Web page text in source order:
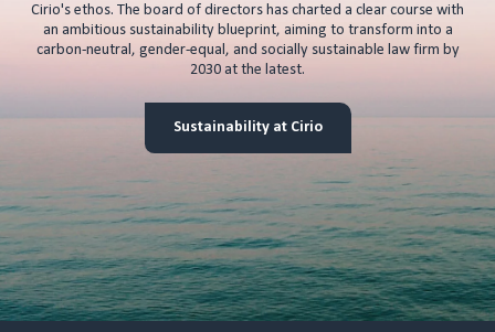
Cirio's ethos. The board of directors has charted a clear course with
an ambitious sustainability blueprint, aiming to transform into a
carbon-neutral, gender-equal, and socially sustainable law firm by
2030 at the latest.
Sustainability at Cirio